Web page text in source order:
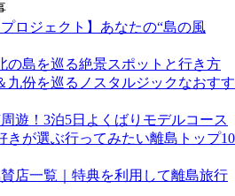
ロジェクト】あなたの“島の風
の島を巡る絶景スポットと行き方
九份を巡るノスタルジックなおすす
遊！3泊5日よくばりモデルコース
きが選ぶ行ってみたい離島トップ10
店一覧｜特典を利用して離島旅行